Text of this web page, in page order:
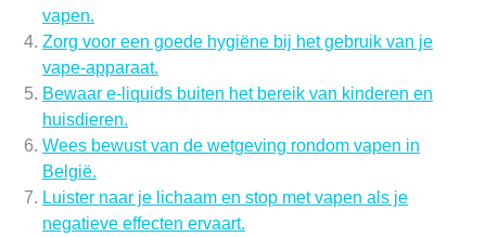
vapen.
Zorg voor een goede hygiëne bij het gebruik van je
vape-apparaat.
Bewaar e-liquids buiten het bereik van kinderen en
huisdieren.
Wees bewust van de wetgeving rondom vapen in
België.
Luister naar je lichaam en stop met vapen als je
negatieve effecten ervaart.